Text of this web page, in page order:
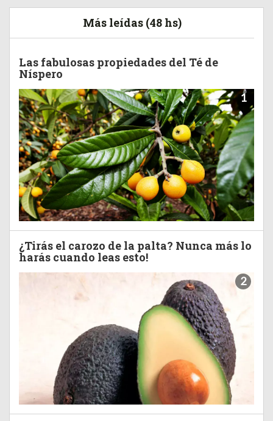
Más leídas (48 hs)
Las fabulosas propiedades del Té de
Níspero
1
¿Tirás el carozo de la palta? Nunca más lo
harás cuando leas esto!
2